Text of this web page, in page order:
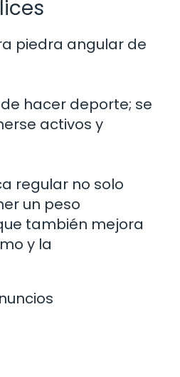
piedra angular de
hacer deporte; se
activos y
regular no solo
un peso
también mejora
y la